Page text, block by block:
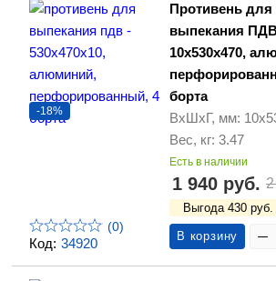
Код: 34920
-18%
(0)
Противень для
выпекания
10х530х470,
борта
ВхШхГ, мм:
Вес, кг: 3.47
Есть в наличии
1 940 руб.
Выгода 430 руб.
В корзину